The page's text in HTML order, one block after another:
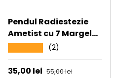
Pendul Radiestezie
Ametist cu 7 Margele
Chakre pentru
Vindecare
(2)
Preț de vânzare
35,00 lei Preț obișnuit
55,00 lei